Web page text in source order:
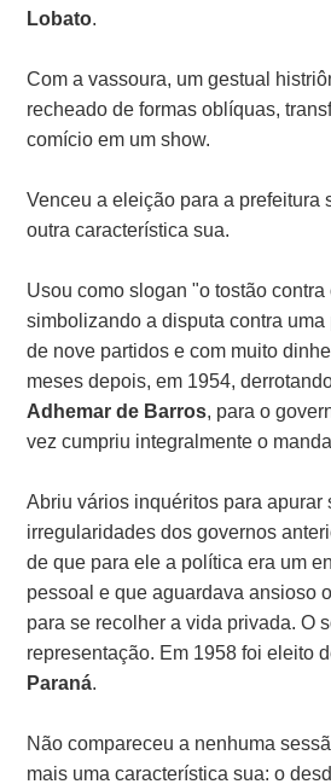
Lobato.
Com a vassoura, um gestual
recheado de formas oblíquas,
comício em um show.
Venceu a eleição para a prefeitura
outra característica sua.
Usou como slogan "o tostão contra
simbolizando a disputa contra
de nove partidos e com muito
meses depois, em 1954,
Adhemar de Barros, para o
vez cumpriu integralmente o
Abriu vários inquéritos para apurar
irregularidades dos governos
de que para ele a política era um
pessoal e que aguardava ansioso
para se recolher a vida privada. O
representação. Em 1958 foi eleito
Paraná.
Não compareceu a nenhuma
mais uma característica sua: o